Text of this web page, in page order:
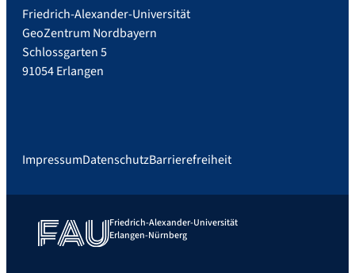
Friedrich-Alexander-Universität
GeoZentrum Nordbayern
Schlossgarten 5
91054 Erlangen
ImpressumDatenschutzBarrierefreiheit
Friedrich-Alexander-Universität
Erlangen-Nürnberg